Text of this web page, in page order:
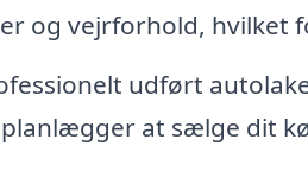
og vejrforhold, hvilket
udført
at sælge dit